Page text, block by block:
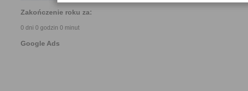
Zakończenie roku za:
0 dni 0 godzin 0 minut
Google Ads